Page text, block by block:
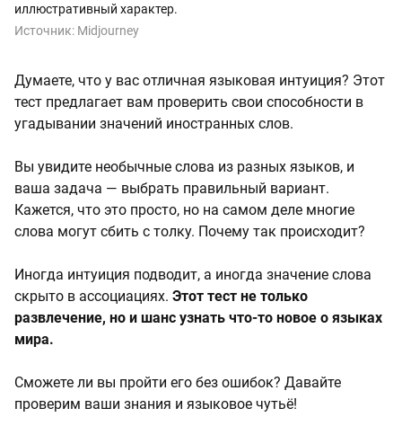
иллюстративный характер.
Источник: Midjourney
Думаете, что у вас отличная языковая интуиция? Этот
тест предлагает вам проверить свои способности в
угадывании значений иностранных слов.
Вы увидите необычные слова из разных языков, и
ваша задача — выбрать правильный вариант.
Кажется, что это просто, но на самом деле многие
слова могут сбить с толку. Почему так происходит?
Иногда интуиция подводит, а иногда значение слова
скрыто в ассоциациях. Этот тест не только
развлечение, но и шанс узнать что-то новое о языках
мира.
Сможете ли вы пройти его без ошибок? Давайте
проверим ваши знания и языковое чутьё!